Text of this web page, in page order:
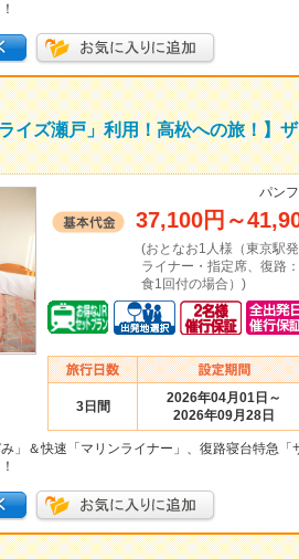
イズ瀬戸」利用！高松への旅！
パン
37,100円 ～
(おとなお1人様（東京駅
ライナー・指定席、復路
食1回付の場合）)
3日間
2026年04月01日～
2026年09月28日
」＆快速「マリンライナー」、復路寝台特急「